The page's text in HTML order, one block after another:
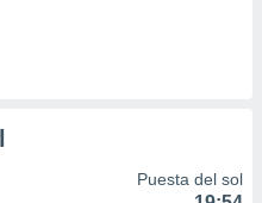
Puesta del sol